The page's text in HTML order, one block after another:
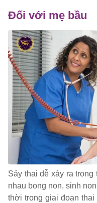
Đối với mẹ bầu
Sảy thai dễ xảy ra
nhau bong non, sinh
thời trong giai đoạn